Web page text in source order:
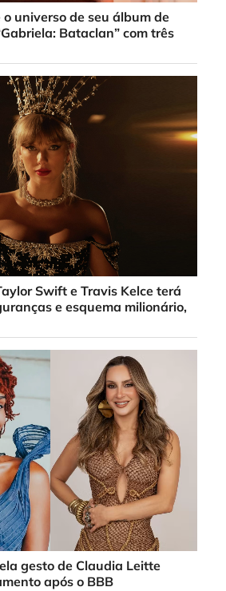
universo de seu álbum de
Bataclan” com três
Swift e Travis Kelce terá
e esquema milionário,
gesto de Claudia Leitte
após o BBB